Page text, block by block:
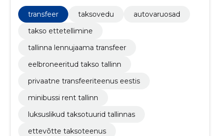
transfeer taksovedu
autovaruosad
takso ettetellimine
tallinna lennujaama transfeer
eelbroneeritud takso tallinn
privaatne transfeeriteenus eestis
minibussi rent tallinn
luksuslikud taksotuurid tallinnas
ettevõtte taksoteenus